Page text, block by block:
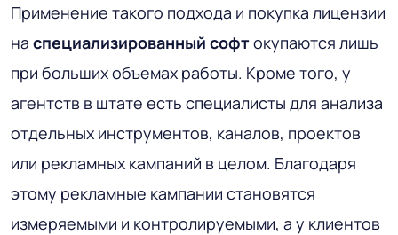
Применение такого подхода и покупка лицензии
на специализированный софтокупаются лишь
при больших объемах работы. Кроме того, у
агентств в штате есть специалисты для анализа
отдельных инструментов, каналов, проектов
или рекламных кампаний в целом. Благодаря
этому рекламные кампании становятся
измеряемыми и контролируемыми, а у клиентов